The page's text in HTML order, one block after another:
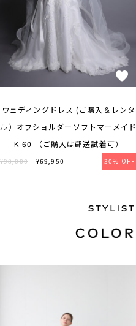
ウェディングドレス (ご購入＆レンタ
ル）オフショルダーソフトマーメイド
K-60 （ご購入は郵送試着可）
¥98,000 ¥69,950 30% OFF